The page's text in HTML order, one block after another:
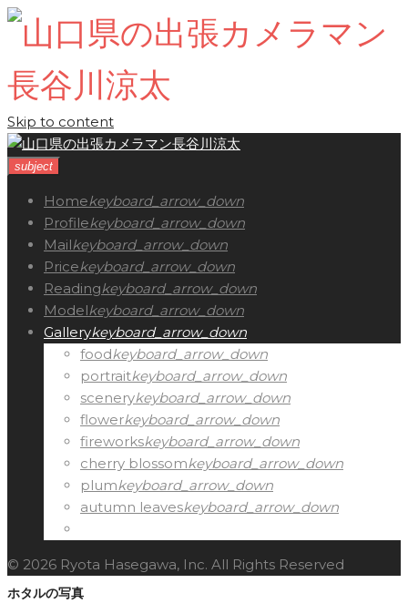
Skip to content
subject
Homekeyboard_arrow_down
Profilekeyboard_arrow_down
Mailkeyboard_arrow_down
Pricekeyboard_arrow_down
Readingkeyboard_arrow_down
Modelkeyboard_arrow_down
Gallerykeyboard_arrow_down
foodkeyboard_arrow_down
portraitkeyboard_arrow_down
scenerykeyboard_arrow_down
flowerkeyboard_arrow_down
fireworkskeyboard_arrow_down
cherry blossomkeyboard_arrow_down
plumkeyboard_arrow_down
autumn leaveskeyboard_arrow_down
© 2026 Ryota Hasegawa, Inc. All Rights Reserved
ホタルの写真